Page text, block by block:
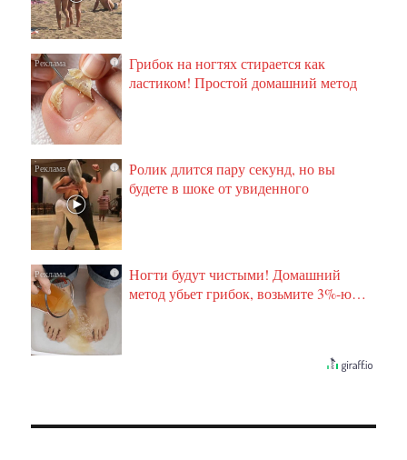
i
Грибок на ногтях стирается как
ластиком! Простой домашний метод
i
Ролик длится пару секунд, но вы
будете в шоке от увиденного
i
Ногти будут чистыми! Домашний
метод убьет грибок, возьмите 3%-ю…